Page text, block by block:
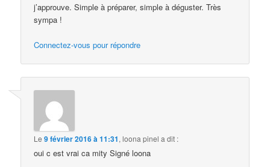
j’approuve. Simple à préparer, simple à déguster. Très
sympa !
Connectez-vous pour répondre
Le9 février 2016 à 11:31,loona pinel a dit :
oui c est vrai ca mity Signé loona